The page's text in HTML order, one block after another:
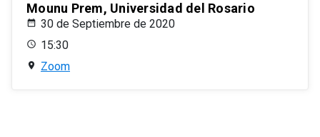
Mounu Prem, Universidad del Rosario
30 de Septiembre de 2020
15:30
Zoom